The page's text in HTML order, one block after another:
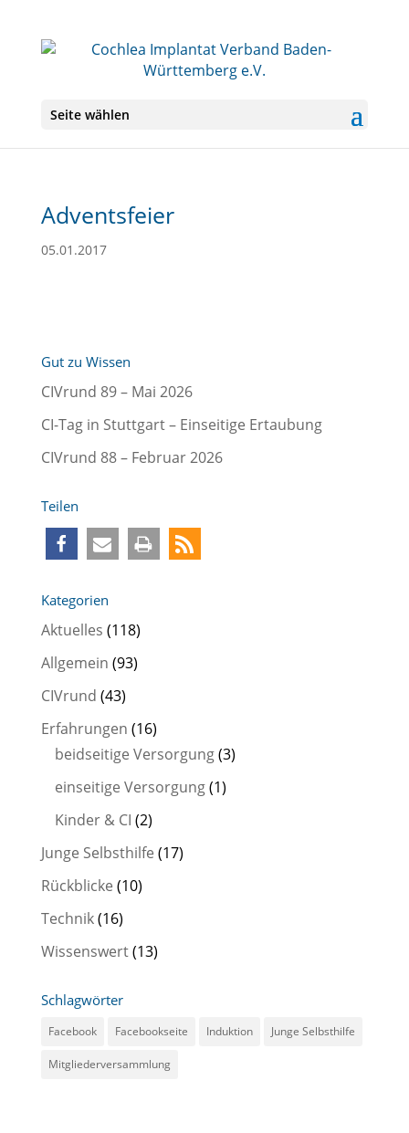
Seite wählen
Adventsfeier
05.01.2017
Gut zu Wissen
CIVrund 89 – Mai 2026
CI-Tag in Stuttgart – Einseitige Ertaubung
CIVrund 88 – Februar 2026
Teilen
Kategorien
Aktuelles (118)
Allgemein (93)
CIVrund (43)
Erfahrungen (16)
beidseitige Versorgung(3)
einseitige Versorgung(1)
Kinder & CI (2)
Junge Selbsthilfe (17)
Rückblicke (10)
Technik(16)
Wissenswert(13)
Schlagwörter
Facebook Facebookseite Induktion Junge Selbsthilfe
Mitgliederversammlung